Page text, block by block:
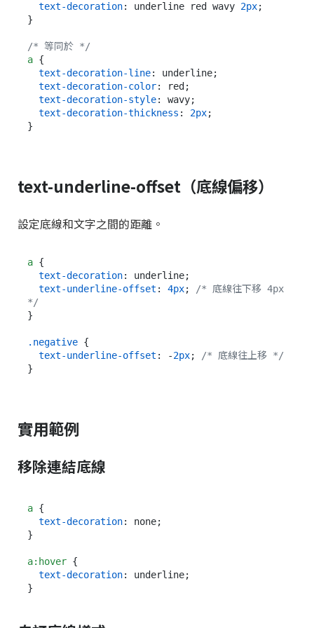
text-decoration: underline red wavy 2px;
}
/* 等同於 */
a {
text-decoration-line: underline;
text-decoration-color: red;
text-decoration-style: wavy;
text-decoration-thickness : 2px;
text-underline-offset（底線偏移）
設定底線和文字之間的距離。
a {
text-decoration: underline;
text-underline-offset : 4px;
/* 底線往下移 4px
*/
}
.negative {
text-underline-offset : -2px;
/* 底線往上移 */
實用範例
移除連結底線
a {
text-decoration: none;
}
a:hover {
text-decoration: underline;